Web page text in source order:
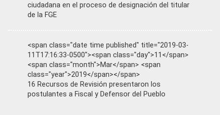
ciudadana en el proceso de designación del titular
de la FGE
<span class="date time published" title="2019-03-
11T17:16:33-0500"><span class="day">11</span>
<span class="month">Mar</span> <span
class="year">2019</span></span>
16 Recursos de Revisión presentaron los
postulantes a Fiscal y Defensor del Pueblo